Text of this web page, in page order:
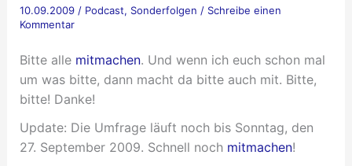
10.09.2009 / Podcast, Sonderfolgen / Schreibe einen
Kommentar
Bitte alle mitmachen. Und wenn ich euch schon mal
um was bitte, dann macht da bitte auch mit. Bitte,
bitte! Danke!
Update: Die Umfrage läuft noch bis Sonntag, den
27. September 2009. Schnell noch mitmachen!